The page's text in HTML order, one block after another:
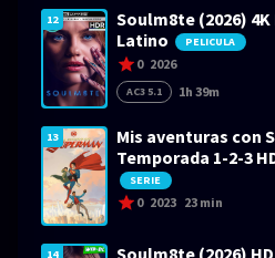
12
Soulm8te (2026)
Latino
PELICULA
0 2026
AC3 5.1 1h 39m
13
Mis aventuras con
Temporada 1-2-3
SERIE
0 2023 23 min
14